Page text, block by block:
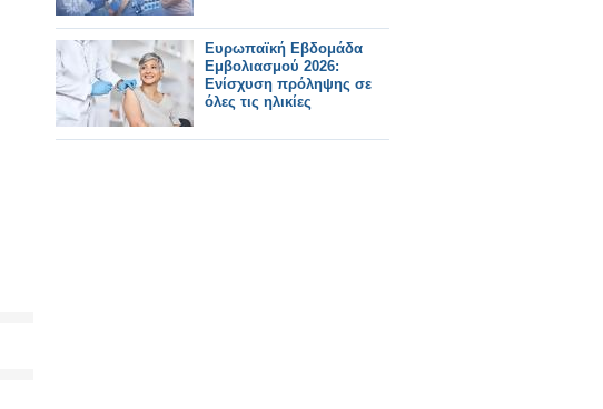
Ευρωπαϊκή Εβδομάδα
Εμβολιασμού 2026:
Ενίσχυση πρόληψης σε
όλες τις ηλικίες